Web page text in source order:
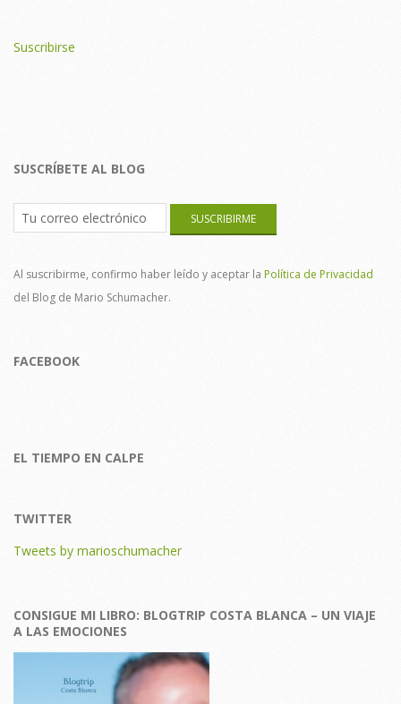
Suscribirse
SUSCRÍBETE AL BLOG
Al suscribirme, confirmo haber leído y aceptar la Política de Privacidad
del Blog de Mario Schumacher.
FACEBOOK
EL TIEMPO EN CALPE
TWITTER
Tweets by marioschumacher
CONSIGUE MI LIBRO: BLOGTRIP COSTA BLANCA – UN VIAJE
A LAS EMOCIONES